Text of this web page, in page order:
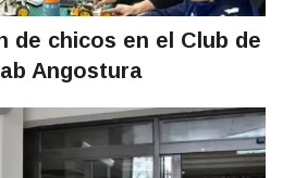
de chicos en el Club de
Angostura